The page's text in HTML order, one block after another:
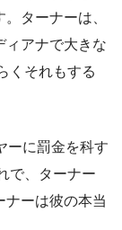
ターナーは、
ィアナで大きな
くそれもする
ーに罰金を科す
で、ターナー
ナーは彼の本当